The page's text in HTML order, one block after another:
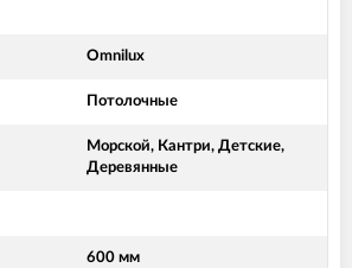
Omnilux
Потолочные
Морской, Кантри, Детские,
Деревянные
600 мм